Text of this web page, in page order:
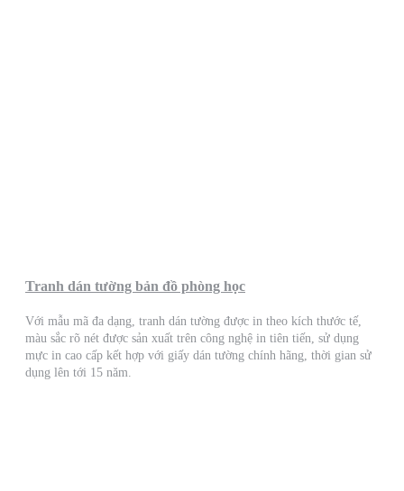
Tranh dán tường bản đồ phòng học
Với mẫu mã đa dạng, tranh dán tường được in theo kích thước tế,
màu sắc rõ nét được sản xuất trên công nghệ in tiên tiến, sử dụng
mực in cao cấp kết hợp với giấy dán tường chính hãng, thời gian sử
dụng lên tới 15 năm.